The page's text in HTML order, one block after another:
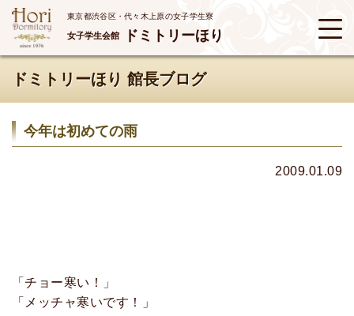
東京都渋谷区・代々木上原の女子学生寮
女子学生会館 ドミトリーほり
ドミトリーほり 館長ブログ
今年は初めての雨
2009.01.09
「チョー寒い！」
「メッチャ寒いです！」